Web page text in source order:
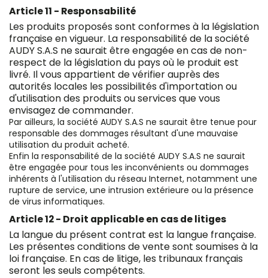
Article 11 - Responsabilité
Les produits proposés sont conformes à la législation
française en vigueur. La responsabilité de la société
AUDY S.A.S ne saurait être engagée en cas de non-
respect de la législation du pays où le produit est
livré. Il vous appartient de vérifier auprès des
autorités locales les possibilités d'importation ou
d'utilisation des produits ou services que vous
envisagez de commander.
Par ailleurs, la société AUDY S.A.S ne saurait être tenue pour
responsable des dommages résultant d'une mauvaise
utilisation du produit acheté.
Enfin la responsabilité de la société AUDY S.A.S ne saurait
être engagée pour tous les inconvénients ou dommages
inhérents à l'utilisation du réseau Internet, notamment une
rupture de service, une intrusion extérieure ou la présence
de virus informatiques.
Article 12 - Droit applicable en cas de litiges
La langue du présent contrat est la langue française.
Les présentes conditions de vente sont soumises à la
loi française. En cas de litige, les tribunaux français
seront les seuls compétents.